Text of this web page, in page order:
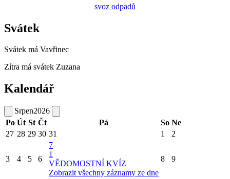
svoz odpadů
Svátek
Svátek má Vavřinec
Zítra má svátek Zuzana
Kalendář
Srpen2026
Po Út St Čt Pá So Ne
27 28 29 30 31 1 2
3 4 5 6
7
1
VĚDOMOSTNÍ KVÍZ
Zobrazit všechny záznamy ze dne
8 9